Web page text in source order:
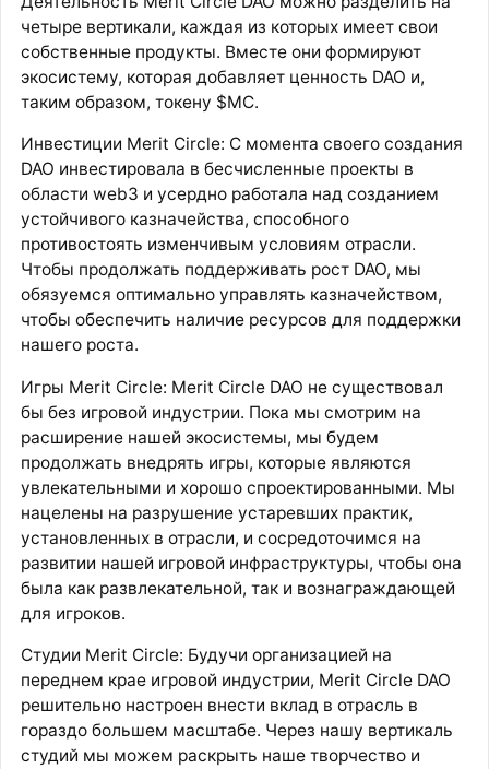
четыре вертикали, каждая из которых имеет свои
собственные продукты. Вместе они формируют
экосистему, которая добавляет ценность DAO и,
таким образом, токену $MC.
Инвестиции Merit Circle: С момента своего создания
DAO инвестировала в бесчисленные проекты в
области web3 и усердно работала над созданием
устойчивого казначейства, способного
противостоять изменчивым условиям отрасли.
Чтобы продолжать поддерживать рост DAO, мы
обязуемся оптимально управлять казначейством,
чтобы обеспечить наличие ресурсов для поддержки
нашего роста.
Игры Merit Circle: Merit Circle DAO не существовал
бы без игровой индустрии. Пока мы смотрим на
расширение нашей экосистемы, мы будем
продолжать внедрять игры, которые являются
увлекательными и хорошо спроектированными. Мы
нацелены на разрушение устаревших практик,
установленных в отрасли, и сосредоточимся на
развитии нашей игровой инфраструктуры, чтобы она
была как развлекательной, так и вознаграждающей
для игроков.
Студии Merit Circle: Будучи организацией на
переднем крае игровой индустрии, Merit Circle DAO
решительно настроен внести вклад в отрасль в
гораздо большем масштабе. Через нашу вертикаль
студий мы можем раскрыть наше творчество и